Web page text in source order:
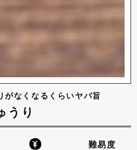
がなくなるくらいヤバ旨
うり
難易度